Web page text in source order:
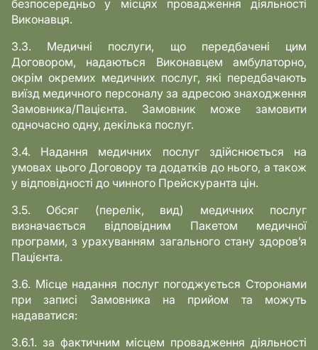
безпосередньо у місцях провадження діяльності
Виконавця.
3.3. Медичні послуги, що передбачені цим
Договором, надаються Виконавцем амбулаторно,
окрім окремих медичних послуг, які передбачають
виїзд медичного персоналу за адресою знаходження
Замовника/Пацієнта. Замовник може замовити
одночасно одну, декілька послуг.
3.4. Надання медичних послуг здійснюється на
умовах цього Договору та додатків до нього, а також
у відповідності до чинного Прейскуранта цін.
3.5. Обсяг (перелік, вид) медичних послуг
визначається відповідним Пакетом медичної
програми, з урахуванням загального стану здоров’я
Пацієнта.
3.6. Місце надання послуг погоджується Сторонами
при записі Замовника на прийом та можуть
надаватися:
3.6.1. за фактичним місцем провадження діяльності